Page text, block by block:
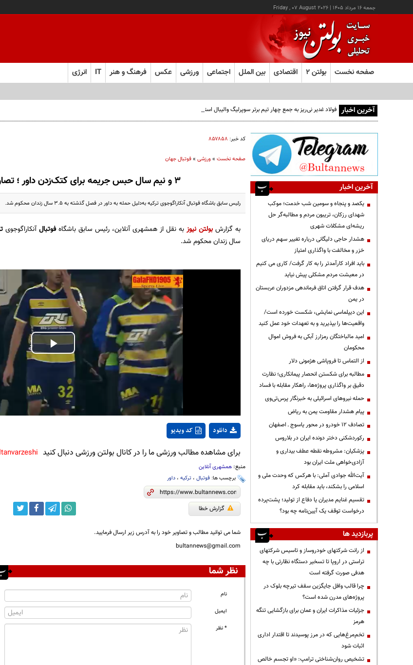
جمعه ۱۶ مرداد ۱۴۰۵ |
Friday , 07 August 2026
صفحه نخست بولتن ۲ اقتصادی بین الملل اجتماعی ورزشی عکس فرهنگ و هنر IT انرژی
آخرین اخبار فولاد غدیر نی‌ریز به جمع چهار تیم برتر سوپرلیگ والیبال استان فارس صعود کرد
کد خبر: ۸۵۷۸۵۸
صفحه نخست»ورزشی»فوتبال جهان
۳ و نیم سال حبس جریمه برای کتک‌زدن داور ؛ تصاویر این اتفاق را ببینید
رئیس سابق باشگاه فوتبال آنکاراگوجوی ترکیه به‌دلیل حمله به داور در فصل گذشته به ۳.۵ سال زندان محکوم شد.
به گزارش بولتن نیوز به نقل از همشهری آنلاین، رئیس سابق باشگاهفوتبالآنکاراگوجوی
سال زندان محکوم شد.
Play
Video
کد ویدیو دانلود
برای مشاهده مطالب ورزشی ما را در کانال بولتن ورزشی دنبال کنید
منبع: همشهری آنلاین
برچسب ها: فوتبال، ترکیه، داور
گزارش خطا
شما می توانید مطالب و تصاویر خود را به آدرس زیر ارسال فرمایید.
bultannews@gmail.com
نظر شما
نام
ایمیل
* نظر
آخرین اخبار
یکصد و پنجاه و سومین شب خدمت؛ موکب
شهدای رزکان، تریبون مردم و مطالبه‌گر حل
ریشه‌ای مشکلات شهری
هشدار حاجی دلیگانی درباره تغییر سهم دریای
خزر و مخالفت با واگذاری امتیاز
باید افراد کارآمدتر را به کار گرفت/ کاری می کنیم
در معیشت مردم مشکلی پیش نیاید
هدف قرار گرفتن اتاق‌ فرماندهی مزدوران عربستان
در یمن
این دیپلماسی نمایشی، شکست خورده است/
واقعیت‌ها را بپذیرید و به تعهدات خود عمل کنید
امید مالباختگان رمزارز آبکی به فروش اموال
محکومان
از التماس تا فروپاشی هژمونی دلار
مطالبه برای شکستن انحصار پیمانکاری؛ نظارت
دقیق بر واگذاری پروژه‌ها، راهکار مقابله با فساد
حمله نیروهای اسرائیلی به خبرنگار پرس‌تی‌وی
پیام هشدار مقاومت یمن به ریاض
تصادف ۱۲ خودرو در محور یاسوج ـ اصفهان
رکوردشکنی دختر دونده ایران در بلاروس
پزشکیان: مشروطه نقطه عطف بیداری و
آزادی‌خواهی ملت ایران بود
آیت‌الله جوادی آملی: با هرکس که وحدت ملی و
اسلامی را بشکند، باید مقابله کرد
تقسیم غنایم مدیران یا دفاع از تولید؛ پشت‌پرده
درخواست توقف یک آیین‌نامه چه بود؟
پربازدید ها
از رانت‌ شرکتهای خودروساز و تاسیس شرکتهای
تراستی در اروپا تا تسخیر دستگاه نظارتی با چه
هدفی صورت گرفته است
چرا قالب وافل جایگزین سقف تیرچه بلوک در
پروژه‌های مدرن شده است؟
جزئیات مذاکرات ایران و عمان برای بازگشایی تنگه
هرمز
تخم‌مرغ‌هایی که در مرز پوسیدند تا اقتدار اداری
اثبات شود
تشخیص روان‌شناختی ترامپ: «او تجسم خالص